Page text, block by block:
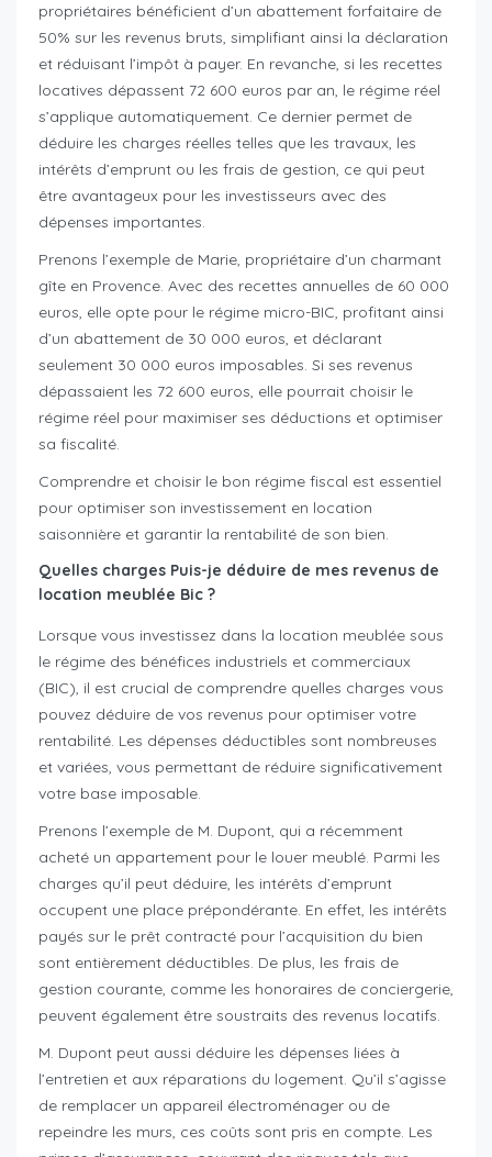
propriétaires bénéficient d’un abattement forfaitaire de
50% sur les revenus bruts, simplifiant ainsi la déclaration
et réduisant l’impôt à payer. En revanche, si les recettes
locatives dépassent 72 600 euros par an, le régime réel
s’applique automatiquement. Ce dernier permet de
déduire les charges réelles telles que les travaux, les
intérêts d’emprunt ou les frais de gestion, ce qui peut
être avantageux pour les investisseurs avec des
dépenses importantes.
Prenons l’exemple de Marie, propriétaire d’un charmant
gîte en Provence. Avec des recettes annuelles de 60 000
euros, elle opte pour le régime micro-BIC, profitant ainsi
d’un abattement de 30 000 euros, et déclarant
seulement 30 000 euros imposables. Si ses revenus
dépassaient les 72 600 euros, elle pourrait choisir le
régime réel pour maximiser ses déductions et optimiser
sa fiscalité.
Comprendre et choisir le bon régime fiscal est essentiel
pour optimiser son investissement en location
saisonnière et garantir la rentabilité de son bien.
Quelles charges Puis-je déduire de mes revenus de
location meublée Bic ?
Lorsque vous investissez dans la location meublée sous
le régime des bénéfices industriels et commerciaux
(BIC), il est crucial de comprendre quelles charges vous
pouvez déduire de vos revenus pour optimiser votre
rentabilité. Les dépenses déductibles sont nombreuses
et variées, vous permettant de réduire significativement
votre base imposable.
Prenons l’exemple de M. Dupont, qui a récemment
acheté un appartement pour le louer meublé. Parmi les
charges qu’il peut déduire, les intérêts d’emprunt
occupent une place prépondérante. En effet, les intérêts
payés sur le prêt contracté pour l’acquisition du bien
sont entièrement déductibles. De plus, les frais de
gestion courante, comme les honoraires de conciergerie,
peuvent également être soustraits des revenus locatifs.
M. Dupont peut aussi déduire les dépenses liées à
l’entretien et aux réparations du logement. Qu’il s’agisse
de remplacer un appareil électroménager ou de
repeindre les murs, ces coûts sont pris en compte. Les